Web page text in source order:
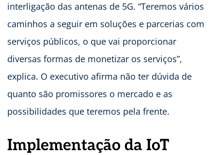
interligação das antenas de 5G. “Teremos vários
caminhos a seguir em soluções e parcerias com
serviços públicos, o que vai proporcionar
diversas formas de monetizar os serviços”,
explica. O executivo afirma não ter dúvida de
quanto são promissores o mercado e as
possibilidades que teremos pela frente.
Implementação da IoT